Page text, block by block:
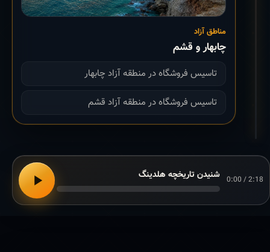
مناطق آزاد
چابهار و قشم
تاسیس فروشگاه در منطقه آزاد چابهار
تاسیس فروشگاه در منطقه آزاد قشم
0:00 / 2:18 شنیدن تاریخچه هلدینگ